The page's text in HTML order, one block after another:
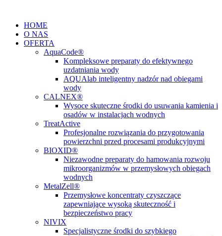
treści
HOME
O NAS
OFERTA
AquaCode®
Kompleksowe preparaty do efektywnego
uzdatniania wody
AQUAlab inteligentny nadzór nad obiegami
wody
CALNEX®
Wysoce skuteczne środki do usuwania kamienia i
osadów w instalacjach wodnych
TreatActive
Profesjonalne rozwiązania do przygotowania
powierzchni przed procesami produkcyjnymi
BIOXID®
Niezawodne preparaty do hamowania rozwoju
mikroorganizmów w przemysłowych obiegach
wodnych
MetalZell®
Przemysłowe koncentraty czyszczące
zapewniające wysoką skuteczność i
bezpieczeństwo pracy
NIVIX
Specjalistyczne środki do szybkiego